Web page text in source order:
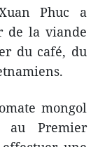
Phuc a
de la viande
du café, du
mongol
au Premier